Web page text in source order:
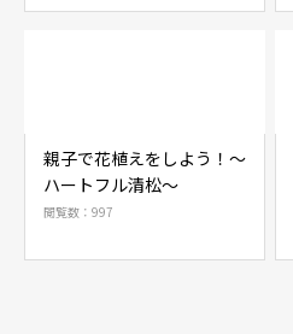
親子で花植えをしよう！～
ハートフル清松～
閲覧数：997